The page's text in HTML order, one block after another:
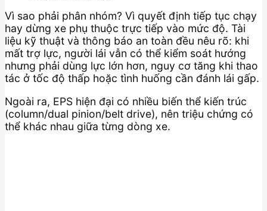
Vì sao phải phân nhóm? Vì quyết định tiếp tục chạy
hay dừng xe phụ thuộc trực tiếp vào mức độ. Tài
liệu kỹ thuật và thông báo an toàn đều nêu rõ: khi
mất trợ lực, người lái vẫn có thể kiểm soát hướng
nhưng phải dùng lực lớn hơn, nguy cơ tăng khi thao
tác ở tốc độ thấp hoặc tình huống cần đánh lái gấp.
Ngoài ra, EPS hiện đại có nhiều biến thể kiến trúc
(column/dual pinion/belt drive), nên triệu chứng có
thể khác nhau giữa từng dòng xe.